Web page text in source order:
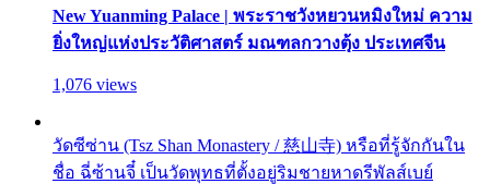
New Yuanming Palace | พระราชวังหยวนหมิงใหม่ ความ
ยิ่งใหญ่แห่งประวัติศาสตร์ มณฑลกวางตุ้ง ประเทศจีน
1,076 views
วัดซีซ่าน (Tsz Shan Monastery / 慈山寺) หรือที่รู้จักกันใน
ชื่อ ฉี่ซ้านจี๋ เป็นวัดพุทธที่ตั้งอยู่ริมชายหาดรีพัลส์เบย์